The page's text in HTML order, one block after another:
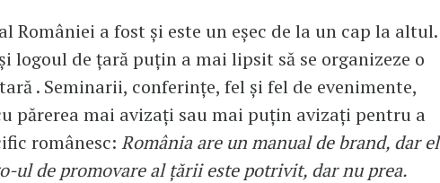
României a fost și este un eșec de la un cap la altul.
logoul de țară puțin a mai lipsit să se organizeze o
. Seminarii, conferințe, fel și fel de evenimente,
părerea mai avizați sau mai puțin avizați pentru a
românesc: România are un manual de brand, dar el
ul de promovare al țării este potrivit, dar nu prea.